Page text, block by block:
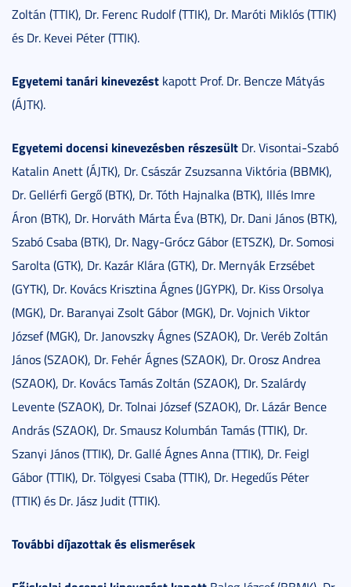
Zoltán (TTIK), Dr. Ferenc Rudolf (TTIK), Dr. Maróti Miklós (TTIK)
és Dr. Kevei Péter (TTIK).
Egyetemi tanári kinevezést kapott Prof. Dr. Bencze Mátyás
(ÁJTK).
Egyetemi docensi kinevezésben részesült Dr. Visontai-Szabó
Katalin Anett (ÁJTK), Dr. Császár Zsuzsanna Viktória (BBMK),
Dr. Gellérfi Gergő (BTK), Dr. Tóth Hajnalka (BTK), Illés Imre
Áron (BTK), Dr. Horváth Márta Éva (BTK), Dr. Dani János (BTK),
Szabó Csaba (BTK), Dr. Nagy-Grócz Gábor (ETSZK), Dr. Somosi
Sarolta (GTK), Dr. Kazár Klára (GTK), Dr. Mernyák Erzsébet
(GYTK), Dr. Kovács Krisztina Ágnes (JGYPK), Dr. Kiss Orsolya
(MGK), Dr. Baranyai Zsolt Gábor (MGK), Dr. Vojnich Viktor
József (MGK), Dr. Janovszky Ágnes (SZAOK), Dr. Veréb Zoltán
János (SZAOK), Dr. Fehér Ágnes (SZAOK), Dr. Orosz Andrea
(SZAOK), Dr. Kovács Tamás Zoltán (SZAOK), Dr. Szalárdy
Levente (SZAOK), Dr. Tolnai József (SZAOK), Dr. Lázár Bence
András (SZAOK), Dr. Smausz Kolumbán Tamás (TTIK), Dr.
Szanyi János (TTIK), Dr. Gallé Ágnes Anna (TTIK), Dr. Feigl
Gábor (TTIK), Dr. Tölgyesi Csaba (TTIK), Dr. Hegedűs Péter
(TTIK) és Dr. Jász Judit (TTIK).
További díjazottak és elismerések